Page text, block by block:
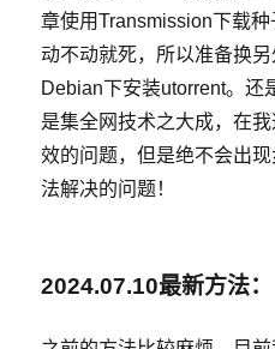
章使用Transmission下载种
动不动就死，所以准备换
Debian下安装utorrent。还
是集全网技术之大成，在
效的问题，但是绝不会出
法解决的问题！
2024.07.10最新方法：